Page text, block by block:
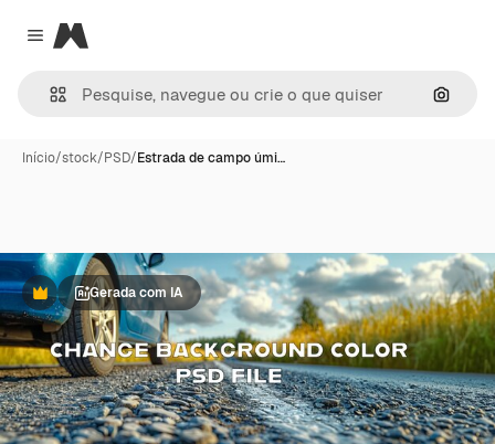
Close menu
Magnific
Início/stock/PSD/Estrada de campo úmi…
PremiumGerada com IA